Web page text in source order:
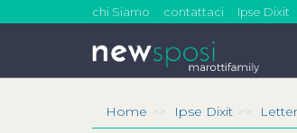
chi Siamo contattaci Ipse Dixit
Home Ipse Dixit